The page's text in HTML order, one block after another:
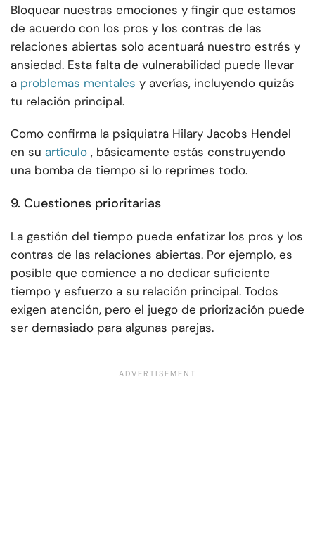
Bloquear nuestras emociones y fingir que estamos
de acuerdo con los pros y los contras de las
relaciones abiertas solo acentuará nuestro estrés y
ansiedad. Esta falta de vulnerabilidad puede llevar
a problemas mentales y averías, incluyendo quizás
tu relación principal.
Como confirma la psiquiatra Hilary Jacobs Hendel
en su artículo , básicamente estás construyendo
una bomba de tiempo si lo reprimes todo.
9. Cuestiones prioritarias
La gestión del tiempo puede enfatizar los pros y los
contras de las relaciones abiertas. Por ejemplo, es
posible que comience a no dedicar suficiente
tiempo y esfuerzo a su relación principal. Todos
exigen atención, pero el juego de priorización puede
ser demasiado para algunas parejas.